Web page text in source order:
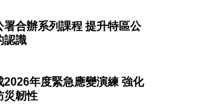
合辦系列課程 提升特區公
認識
年度緊急應變演練 強化
災韌性